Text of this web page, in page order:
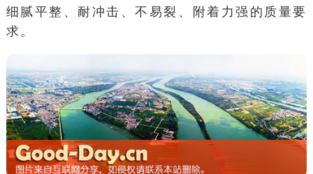
细腻平整、耐冲击、不易裂、附着力强的质量要
求。